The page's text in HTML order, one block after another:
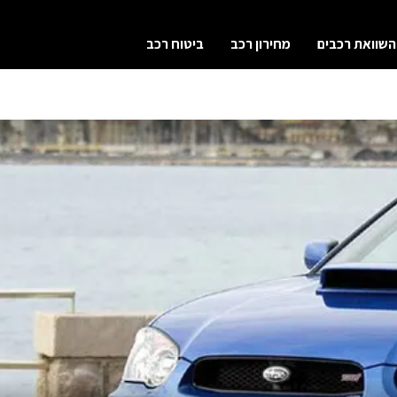
השוואת רכבים מחירון רכב ביטוח רכב